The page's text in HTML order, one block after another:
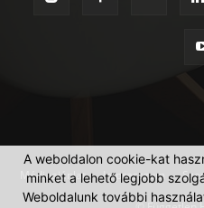
Médiaajánlat Impresszum
A weboldalon cookie-kat
minket a lehető legjobb
Weboldalunk további